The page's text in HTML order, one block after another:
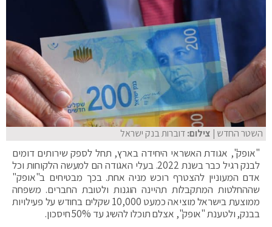
השטר החדש | צילום:דוברות בנק ישראל
"אופק", אגודת האשראי היחידה בארץ, תחל לספק שירותים דומים
לבנק רגיל כבר בשנת 2022. בעלי האגודה הם למעשה הלקוחות וכל
אדם המעוניין להצטרף רוכש מניה אחת. בכך מבטיחים ב"אופק"
שההחלטות המתקבלות תהיינה הוגנות ולטובת החברים. משפחה
ממוצעת בישראל מוציאה כמעט 10,000 שקלים בחודש על פעילויות
בבנק, ולטענת "אופק", אצלם תוכלו להשיג עד 50% חיסכון.